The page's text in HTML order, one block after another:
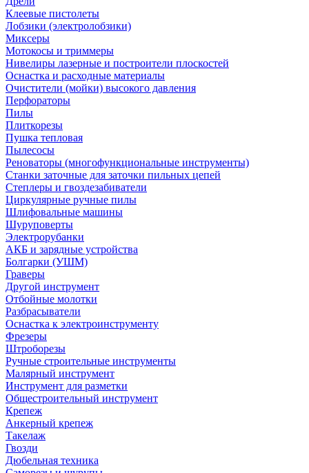
Клеевые пистолеты
Лобзики (электролобзики)
Миксеры
Мотокосы и триммеры
Нивелиры лазерные и построители плоскостей
Оснастка и расходные материалы
Очистители (мойки) высокого давления
Перфораторы
Пилы
Плиткорезы
Пушка тепловая
Пылесосы
Реноваторы (многофункциональные инструменты)
Станки заточные для заточки пильных цепей
Степлеры и гвоздезабиватели
Циркулярные ручные пилы
Шлифовальные машины
Шуруповерты
Электрорубанки
АКБ и зарядные устройства
Болгарки (УШМ)
Граверы
Другой инструмент
Отбойные молотки
Разбрасыватели
Оснастка к электроинструменту
Фрезеры
Штроборезы
Ручные строительные инструменты
Малярный инструмент
Инструмент для разметки
Общестроительный инструмент
Крепеж
Анкерный крепеж
Такелаж
Гвозди
Дюбельная техника